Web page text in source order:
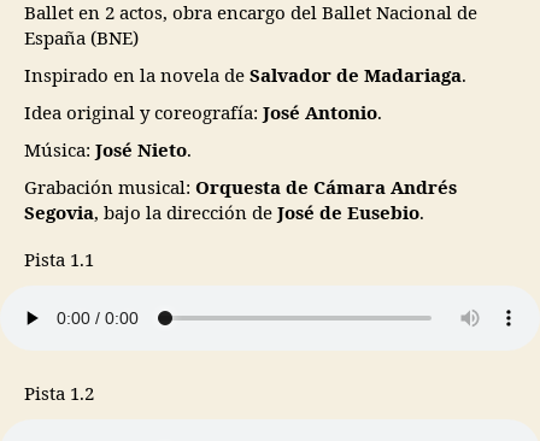
Ballet en 2 actos, obra encargo del Ballet Nacional de
España (BNE)
Inspirado en la novela de Salvador de Madariaga.
Idea original y coreografía: José Antonio.
Música: José Nieto.
Grabación musical: Orquesta de Cámara Andrés
Segovia, bajo la dirección de José de Eusebio.
Pista 1.1
Pista 1.2